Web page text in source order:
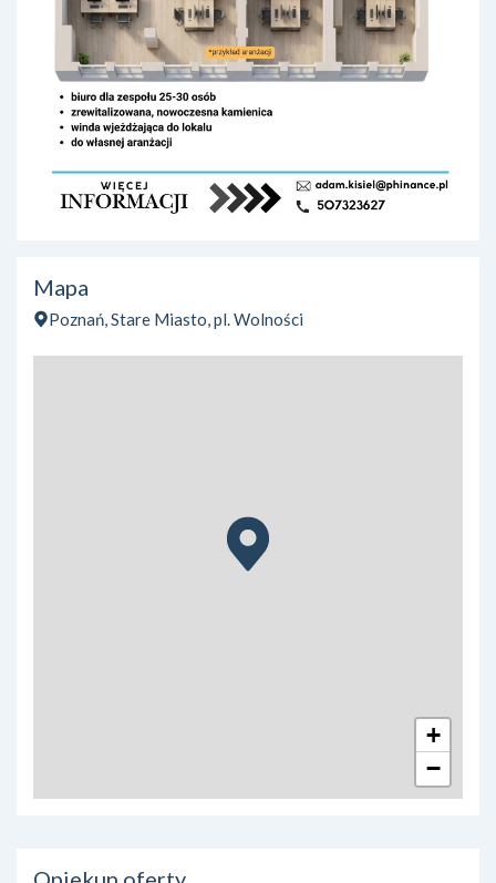
Mapa
Poznań, Stare Miasto, pl. Wolności
+
−